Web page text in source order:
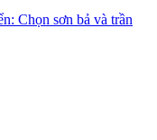
Chọn sơn bả và trần